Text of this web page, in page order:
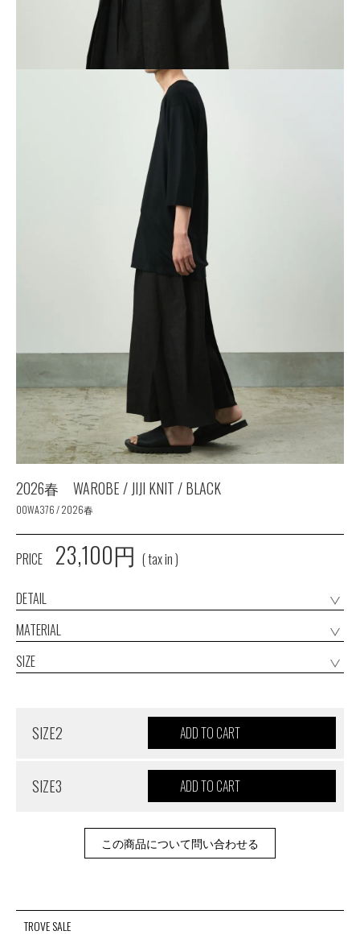
2026春 WAROBE / JIJI KNIT / BLACK
00WA376 / 2026春
PRICE 23,100円 ( tax in )
DETAIL
MATERIAL
SIZE
SIZE2
SIZE3
この商品について問い合わせる
TROVE SALE